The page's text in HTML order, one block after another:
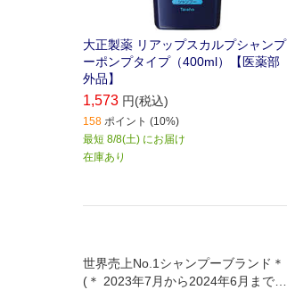
大正製薬 リアップスカルプシャンプ
ーポンプタイプ（400ml）【医薬部
外品】
1,573 円(税込)
158 ポイント (10%)
最短 8/8(土) にお届け
在庫あり
世界売上No.1シャンプーブランド＊
(＊ 2023年7月から2024年6月までの